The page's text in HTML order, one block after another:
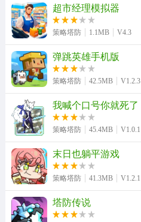
超市经理模拟器
策略塔防 1.1MB V4.3
弹跳英雄手机版
策略塔防 42.5MB V1.2.3
我喊个口号你就死了
策略塔防 45.4MB V1.0.1
末日也躺平游戏
策略塔防 41.3MB V1.2.1
塔防传说